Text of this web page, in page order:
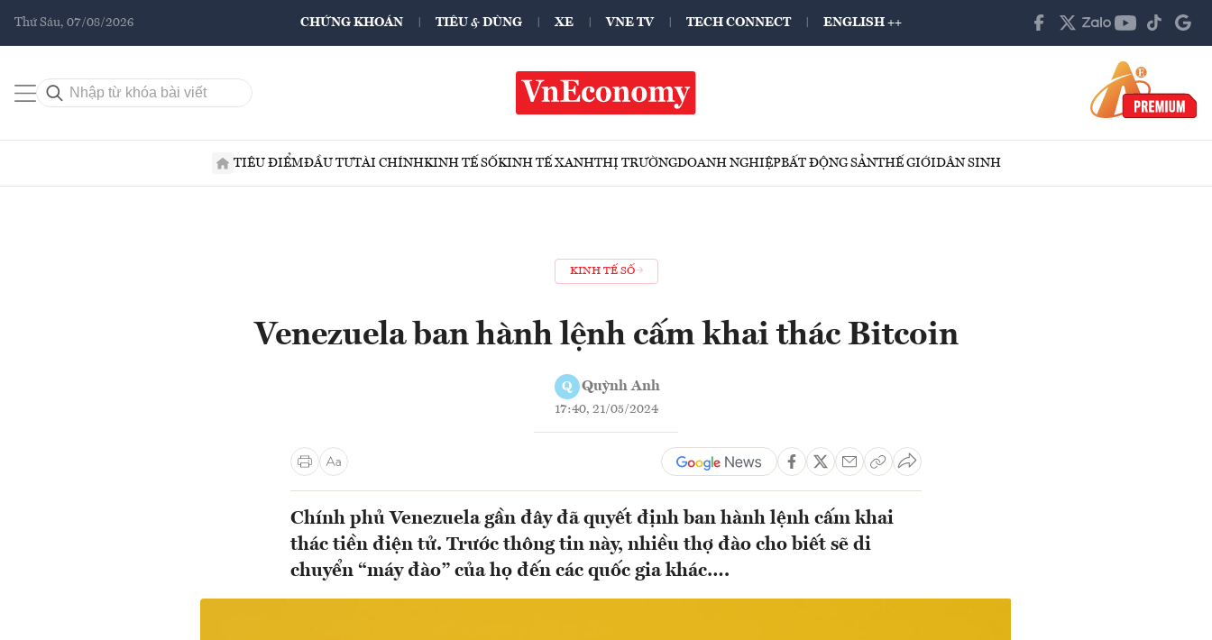
Thứ Sáu, 07/08/2026 CHỨNG KHOÁN TIÊU & DÙNG XE VNE TV TECH CONNECT ENGLISH ++
TIÊU ĐIỂMĐẦU TƯTÀI CHÍNHKINH TẾ SỐKINH TẾ XANHTHỊ TRƯỜNGDOANH NGHIỆPBẤT ĐỘNG SẢNTHẾ GIỚIDÂN SINH
KINH TẾ SỐ
Venezuela ban hành lệnh cấm khai thác Bitcoin
Q Quỳnh Anh
17:40, 21/05/2024
Chính phủ Venezuela gần đây đã quyết định ban hành lệnh cấm khai
thác tiền điện tử. Trước thông tin này, nhiều thợ đào cho biết sẽ di
chuyển “máy đào” của họ đến các quốc gia khác….